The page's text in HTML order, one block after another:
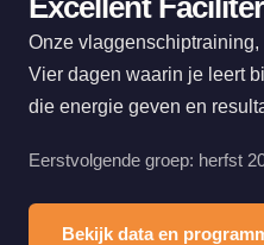
Excellent
Onze
Vier dagen waarin je leert
die energie geven en
Eerstvolgende groep: herfst
Bekijk data en